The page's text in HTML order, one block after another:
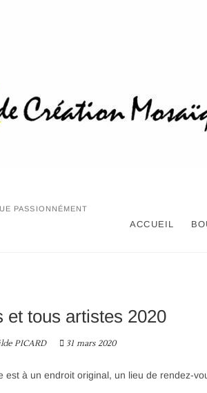
PASSIONNÉMENT
ACCUEIL
et tous artistes 2020
PICARD 31 mars 2020
est à un endroit original, un lieu de rendez-